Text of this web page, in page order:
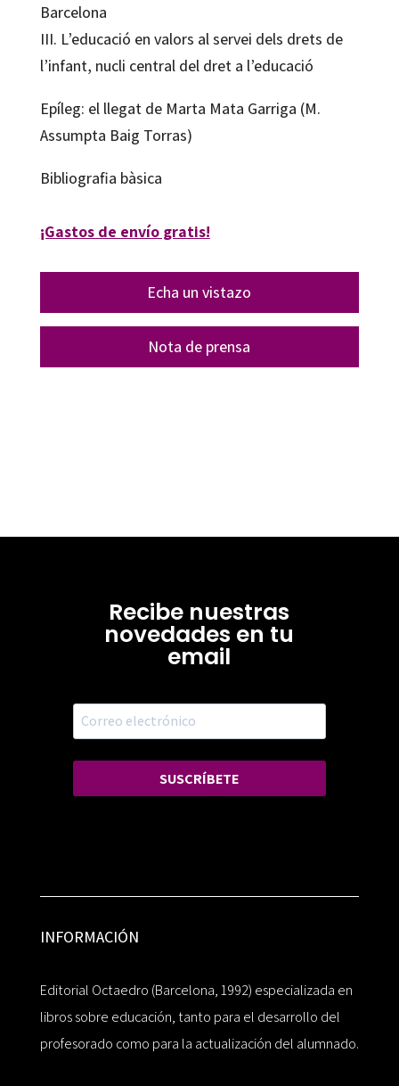
Barcelona
III. L’educació en valors al servei dels drets de
l’infant, nucli central del dret a l’educació
Epíleg: el llegat de Marta Mata Garriga (M.
Assumpta Baig Torras)
Bibliografia bàsica
¡Gastos de envío gratis!
Echa un vistazo
Nota de prensa
Recibe nuestras
novedades en tu
email
SUSCRÍBETE
INFORMACIÓN
Editorial Octaedro (Barcelona, 1992) especializada en
libros sobre educación, tanto para el desarrollo del
profesorado como para la actualización del alumnado.